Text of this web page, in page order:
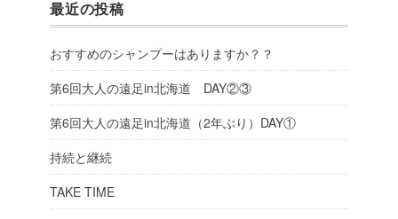
最近の投稿
おすすめのシャンプーはありますか？？
第6回大人の遠足in北海道 DAY②③
第6回大人の遠足in北海道（2年ぶり）DAY①
持続と継続
TAKE TIME